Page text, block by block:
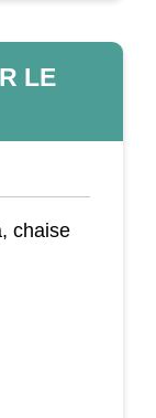
LE
chaise